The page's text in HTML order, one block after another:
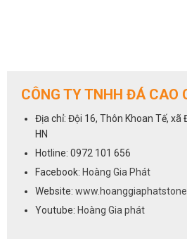
CÔNG TY TNHH ĐÁ CAO
Địa chỉ: Đội 16, Thôn Khoan Tế, xã
HN
Hotline: 0972 101 656
Facebook: Hoàng Gia Phát
Website:
Youtube: Hoàng Gia phát